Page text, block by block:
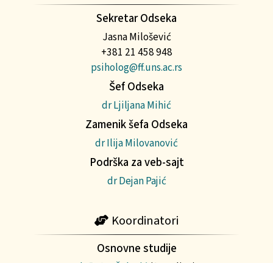
Sekretar Odseka
Jasna Milošević
+381 21 458 948
psiholog@ff.uns.ac.rs
Šef Odseka
dr Ljiljana Mihić
Zamenik šefa Odseka
dr Ilija Milovanović
Podrška za veb-sajt
dr Dejan Pajić
Koordinatori
Osnovne studije